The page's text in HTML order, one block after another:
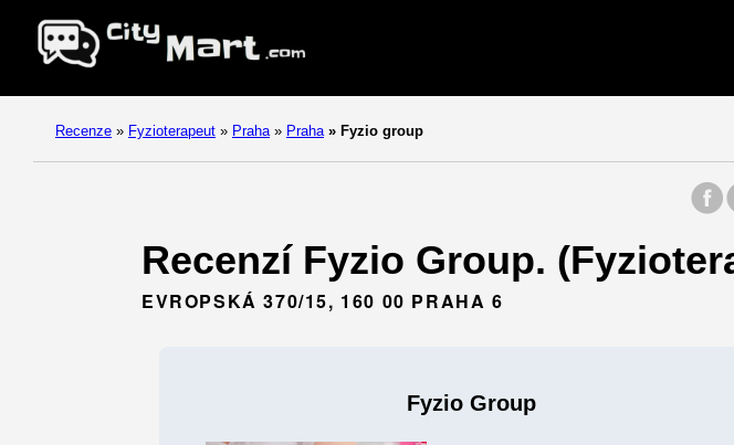
Recenze » Fyzioterapeut » Praha » Praha » Fyzio group
Recenzí Fyzio Group.
EVROPSKÁ 370/15, 160 00 PRAHA 6
Fyzio Group